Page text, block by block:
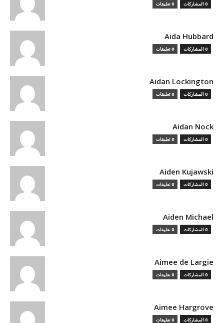
0 المشاركات 0 تعليقات
Aida Hubbard
0 المشاركات 0 تعليقات
Aidan Lockington
0 المشاركات 0 تعليقات
Aidan Nock
0 المشاركات 0 تعليقات
Aiden Kujawski
0 المشاركات 0 تعليقات
Aiden Michael
0 المشاركات 0 تعليقات
Aimee de Largie
0 المشاركات 0 تعليقات
Aimee Hargrove
0 المشاركات 0 تعليقات